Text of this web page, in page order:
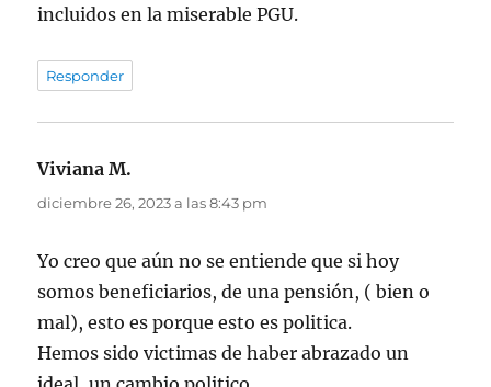
incluidos en la miserable PGU.
Responder
Viviana M.
diciembre 26, 2023 a las 8:43 pm
Yo creo que aún no se entiende que si hoy
somos beneficiarios, de una pensión, ( bien o
mal), esto es porque esto es politica.
Hemos sido victimas de haber abrazado un